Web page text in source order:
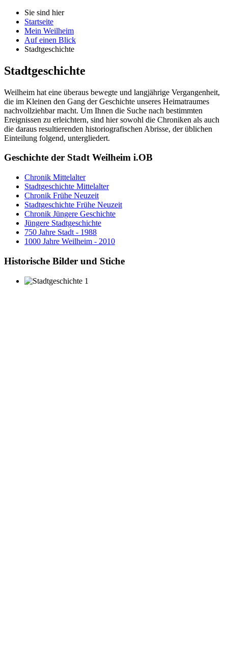
Sie sind hier
Startseite
Mein Weilheim
Auf einen Blick
Stadtgeschichte
Stadtgeschichte
Weilheim hat eine überaus bewegte und langjährige Vergangenheit,
die im Kleinen den Gang der Geschichte unseres Heimatraumes
nachvollziehbar macht. Um Ihnen die Suche nach bestimmten
Ereignissen zu erleichtern, sind hier sowohl die Chroniken als auch
die daraus resultierenden historiografischen Abrisse, der üblichen
Einteilung folgend, untergliedert.
Geschichte der Stadt Weilheim i.OB
Chronik Mittelalter
Stadtgeschichte Mittelalter
Chronik Frühe Neuzeit
Stadtgeschichte Frühe Neuzeit
Chronik Jüngere Geschichte
Jüngere Stadtgeschichte
750 Jahre Stadt - 1988
1000 Jahre Weilheim - 2010
Historische Bilder und Stiche